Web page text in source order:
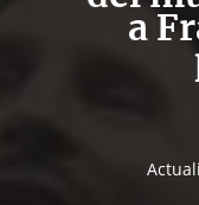
a